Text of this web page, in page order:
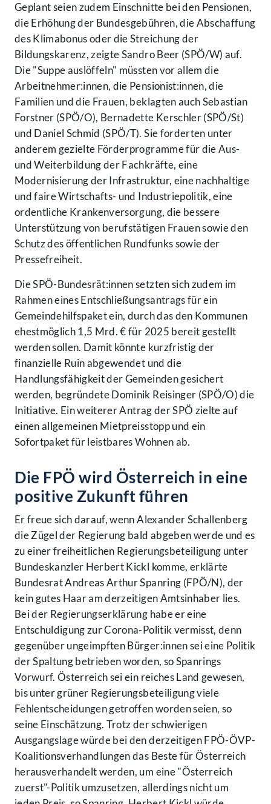
Geplant seien zudem Einschnitte bei den Pensionen,
die Erhöhung der Bundesgebühren, die Abschaffung
des Klimabonus oder die Streichung der
Bildungskarenz, zeigte Sandro Beer (SPÖ/W) auf.
Die "Suppe auslöffeln" müssten vor allem die
Arbeitnehmer:innen, die Pensionist:innen, die
Familien und die Frauen, beklagten auch Sebastian
Forstner (SPÖ/O), Bernadette Kerschler (SPÖ/St)
und Daniel Schmid (SPÖ/T). Sie forderten unter
anderem gezielte Förderprogramme für die Aus-
und Weiterbildung der Fachkräfte, eine
Modernisierung der Infrastruktur, eine nachhaltige
und faire Wirtschafts- und Industriepolitik, eine
ordentliche Krankenversorgung, die bessere
Unterstützung von berufstätigen Frauen sowie den
Schutz des öffentlichen Rundfunks sowie der
Pressefreiheit.
Die SPÖ-Bundesrät:innen setzten sich zudem im
Rahmen eines Entschließungsantrags für ein
Gemeindehilfspaket ein, durch das den Kommunen
ehestmöglich 1,5 Mrd. € für 2025 bereit gestellt
werden sollen. Damit könnte kurzfristig der
finanzielle Ruin abgewendet und die
Handlungsfähigkeit der Gemeinden gesichert
werden, begründete Dominik Reisinger (SPÖ/O) die
Initiative. Ein weiterer Antrag der SPÖ zielte auf
einen allgemeinen Mietpreisstopp und ein
Sofortpaket für leistbares Wohnen ab.
Die FPÖ wird Österreich in eine
positive Zukunft führen
Er freue sich darauf, wenn Alexander Schallenberg
die Zügel der Regierung bald abgeben werde und es
zu einer freiheitlichen Regierungsbeteiligung unter
Bundeskanzler Herbert Kickl komme, erklärte
Bundesrat Andreas Arthur Spanring (FPÖ/N), der
kein gutes Haar am derzeitigen Amtsinhaber lies.
Bei der Regierungserklärung habe er eine
Entschuldigung zur Corona-Politik vermisst, denn
gegenüber ungeimpften Bürger:innen sei eine Politik
der Spaltung betrieben worden, so Spanrings
Vorwurf. Österreich sei ein reiches Land gewesen,
bis unter grüner Regierungsbeteiligung viele
Fehlentscheidungen getroffen worden seien, so
seine Einschätzung. Trotz der schwierigen
Ausgangslage würde bei den derzeitigen FPÖ-ÖVP-
Koalitionsverhandlungen das Beste für Österreich
herausverhandelt werden, um eine "Österreich
zuerst"-Politik umzusetzen, allerdings nicht um